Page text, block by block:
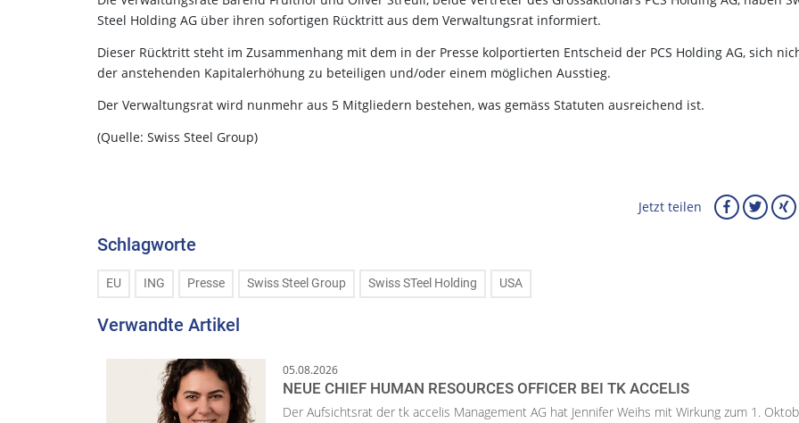
Steel Holding AG über ihren sofortigen Rücktritt aus dem Verwaltungsrat informiert.
Dieser Rücktritt steht im Zusammenhang mit dem in der Presse kolportierten Entscheid der PCS Holding AG, sich
der anstehenden Kapitalerhöhung zu beteiligen und/oder einem möglichen Ausstieg.
Der Verwaltungsrat wird nunmehr aus 5 Mitgliedern bestehen, was gemäss Statuten ausreichend ist.
(Quelle: Swiss Steel Group)
Jetzt teilen
Schlagworte
EU ING Presse Swiss Steel Group Swiss STeel Holding USA
Verwandte Artikel
05.08.2026
NEUE CHIEF HUMAN RESOURCES OFFICER BEI TK ACCELIS
Der Aufsichtsrat der tk accelis Management AG hat Jennifer Weihs mit Wirkung zum 1.